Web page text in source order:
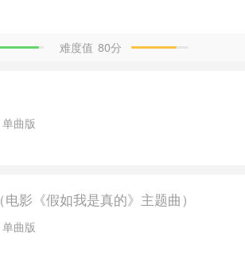
难度值 80分
单曲版
（电影《假如我是真的》主题曲）
单曲版